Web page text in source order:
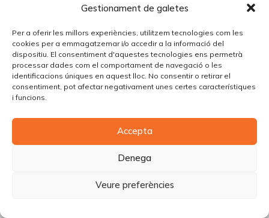
Gestionament de galetes
Per a oferir les millors experiències, utilitzem tecnologies com les
cookies per a emmagatzemar i/o accedir a la informació del
dispositiu. El consentiment d'aquestes tecnologies ens permetrà
processar dades com el comportament de navegació o les
identificacions úniques en aquest lloc. No consentir o retirar el
consentiment, pot afectar negativament unes certes característiques
i funcions.
Accepta
Denega
Veure preferències
Creative Corner Agency
Carrer Tomàs Carreras Artau, nº 9 baixos, 17003, Girona